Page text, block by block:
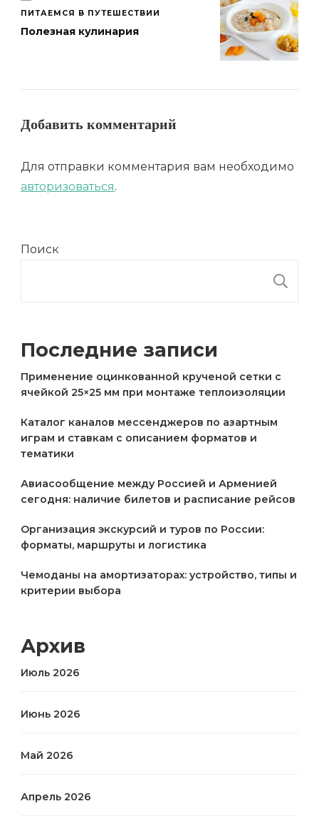
ПИТАЕМСЯ В ПУТЕШЕСТВИИ
Полезная кулинария
Добавить комментарий
Для отправки комментария вам необходимо
авторизоваться.
Поиск
Последние записи
Применение оцинкованной крученой сетки с
ячейкой 25×25 мм при монтаже теплоизоляции
Каталог каналов мессенджеров по азартным
играм и ставкам с описанием форматов и
тематики
Авиасообщение между Россией и Арменией
сегодня: наличие билетов и расписание рейсов
Организация экскурсий и туров по России:
форматы, маршруты и логистика
Чемоданы на амортизаторах: устройство, типы и
критерии выбора
Архив
Июль 2026
Июнь 2026
Май 2026
Апрель 2026